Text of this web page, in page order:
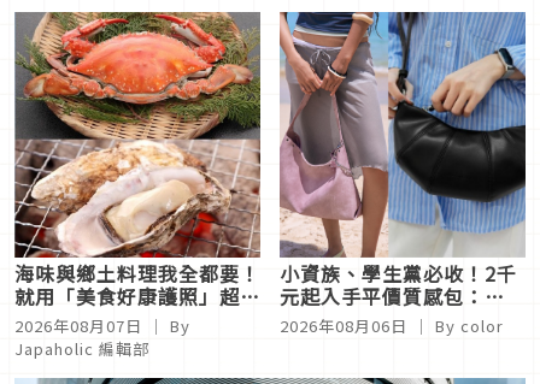
海味與鄉土料理我全都要！
就用「美食好康護照」超省
錢吃遍佐賀縣太良町
2026年08月07日
｜ By
Japaholic 編輯部
小資族、學生黨必收！2千
元起入手平價質感包：
STAND OIL、小CK、
PEDRO…通勤約會都超加
2026年08月06日 ｜ By color